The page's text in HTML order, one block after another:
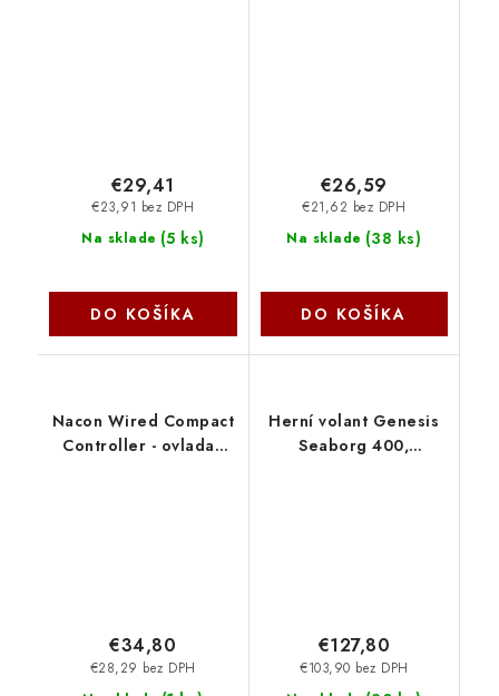
Na sklade (5 ks)
€23,91 bez DPH
€29,41
DO KOŠÍKA
Na sklade (38 ks)
€21,62 bez DPH
€26,59
DO KOŠÍKA
Nacon Wired Compact
Controller - ovladač
€28,29 bez DPH
€34,80
Herní volant Genesis
Seaborg 400,
€103,90 bez DPH
€127,80